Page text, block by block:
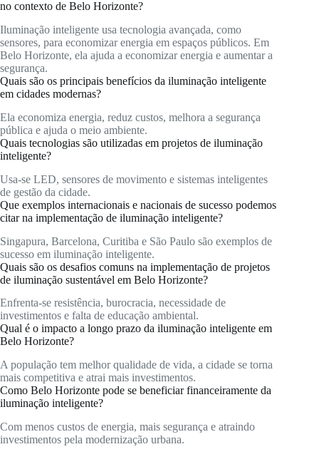
no contexto de Belo Horizonte?
Iluminação inteligente usa tecnologia avançada, como
sensores, para economizar energia em espaços públicos. Em
Belo Horizonte, ela ajuda a economizar energia e aumentar a
segurança.
Quais são os principais benefícios da iluminação inteligente
em cidades modernas?
Ela economiza energia, reduz custos, melhora a segurança
pública e ajuda o meio ambiente.
Quais tecnologias são utilizadas em projetos de iluminação
inteligente?
Usa-se LED, sensores de movimento e sistemas inteligentes
de gestão da cidade.
Que exemplos internacionais e nacionais de sucesso podemos
citar na implementação de iluminação inteligente?
Singapura, Barcelona, Curitiba e São Paulo são exemplos de
sucesso em iluminação inteligente.
Quais são os desafios comuns na implementação de projetos
de iluminação sustentável em Belo Horizonte?
Enfrenta-se resistência, burocracia, necessidade de
investimentos e falta de educação ambiental.
Qual é o impacto a longo prazo da iluminação inteligente em
Belo Horizonte?
A população tem melhor qualidade de vida, a cidade se torna
mais competitiva e atrai mais investimentos.
Como Belo Horizonte pode se beneficiar financeiramente da
iluminação inteligente?
Com menos custos de energia, mais segurança e atraindo
investimentos pela modernização urbana.